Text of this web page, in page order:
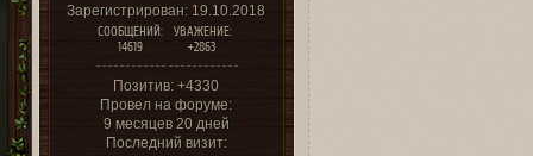
Зарегистрирован: 19.10.2018
СООБЩЕНИЙ:
14619
УВАЖЕНИЕ:
+2863
Позитив: +4330
Провел на форуме:
9 месяцев 20 дней
Последний визит: